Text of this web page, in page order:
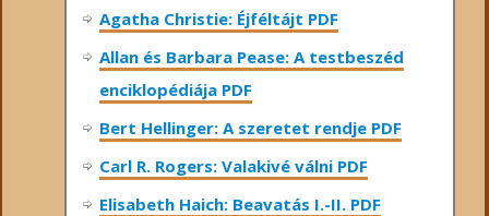
Agatha Christie: Éjféltájt PDF
Allan és Barbara Pease: A testbeszéd
enciklopédiája PDF
Bert Hellinger: A ​szeretet rendje PDF
Carl R. Rogers: Valakivé válni PDF
Elisabeth Haich: Beavatás I.-II. PDF